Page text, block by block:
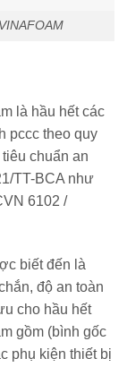
là hầu hết các
pccc theo quy
chuẩn an
TT-BCA như
6102 /
biết đến là
độ an toàn
cho hầu hết
gồm (bình gốc
phụ kiện thiết bị